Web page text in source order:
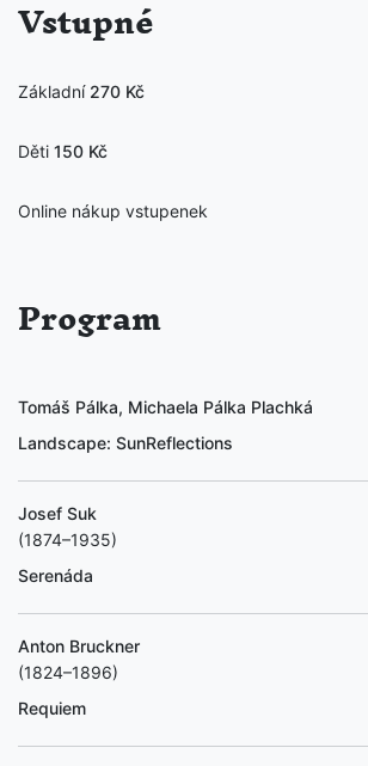
Vstupné
Základní 270 Kč
Děti 150 Kč
Online nákup vstupenek
Program
Tomáš Pálka, Michaela Pálka Plachká
Landscape: SunReflections
Josef Suk
(1874–1935)
Serenáda
Anton Bruckner
(1824–1896)
Requiem